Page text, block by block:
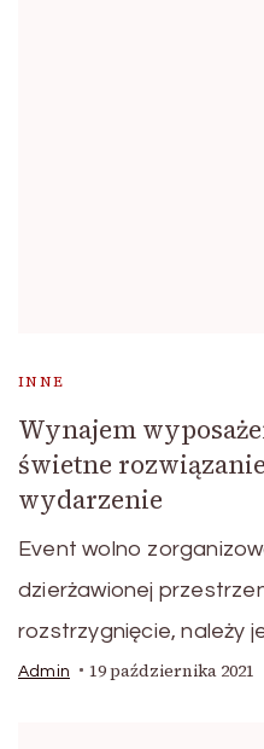
INNE
Wynajem
świetne
wydarzenie
Event wolno
dzierżawionej
rozstrzygnięcie, należy
Admin 19 października 2021